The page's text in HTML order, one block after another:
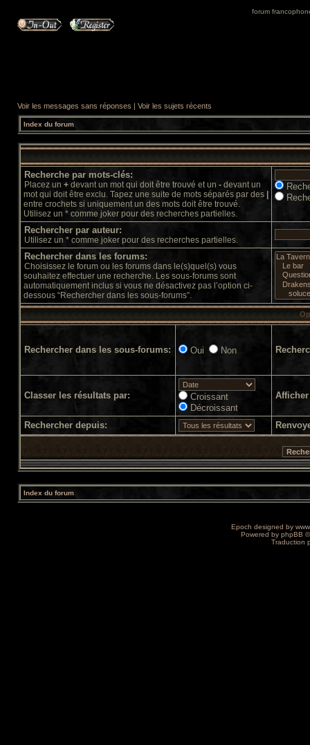
forum
Voir les messages sans réponses | Voir les sujets récents
Index du forum
Recherche par mots-clés:
Placez un + devant un mot qui doit être trouvé et un - devant un
mot qui doit être exclu. Tapez une suite de mots séparés par des
entre crochets si uniquement un des mots doit être trouvé.
Utilisez un * comme joker pour des recherches partielles.
Rechercher par auteur:
Utilisez un * comme joker pour des recherches partielles.
Rechercher dans les forums:
Choisissez le forum ou les forums dans le(s)quel(s) vous
souhaitez effectuer une recherche. Les sous-forums sont
automatiquement inclus si vous ne désactivez pas l’option ci-
dessous “Rechercher dans les sous-forums”.
Rechercher dans les sous-forums: Oui Non
Classer les résultats par:
Croissant
Décroissant
Rechercher depuis:
Index du forum
Epoch designed by
Powered by phpBB
Traduction